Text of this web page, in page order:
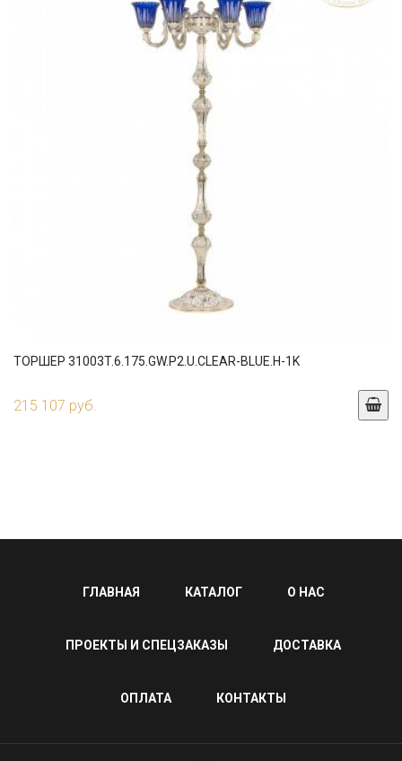
ТОРШЕР 31003T.6.175.GW.P2.U.CLEAR-BLUE.H-1K
215 107 руб.
ГЛАВНАЯ КАТАЛОГ О НАС
ПРОЕКТЫ И СПЕЦЗАКАЗЫ ДОСТАВКА
ОПЛАТА КОНТАКТЫ